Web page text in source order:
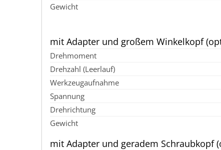
mit Adapter und großem Winkelkopf
mit Adapter und geradem Schraubkopf